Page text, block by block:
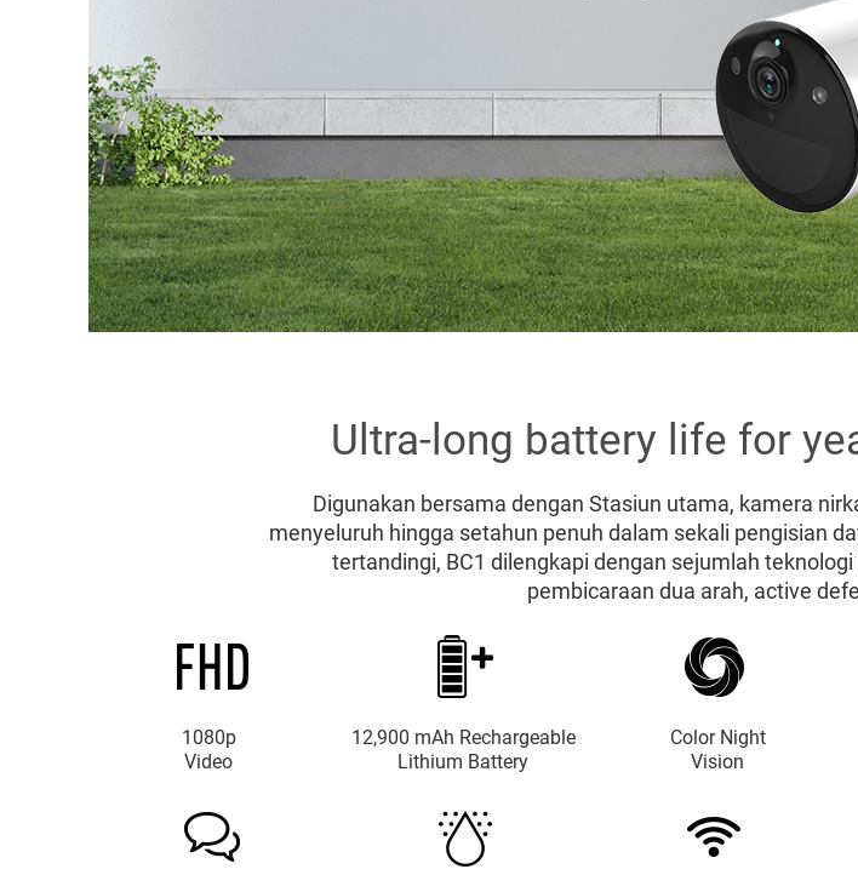
Ultra-long battery life for
Digunakan bersama dengan Stasiun utama, kamera
menyeluruh hingga setahun penuh dalam sekali pengisian
tertandingi, BC1 dilengkapi dengan sejumlah
pembicaraan dua arah, active
1080p
Video
12,900 mAh Rechargeable
Lithium Battery
Color Night
Vision